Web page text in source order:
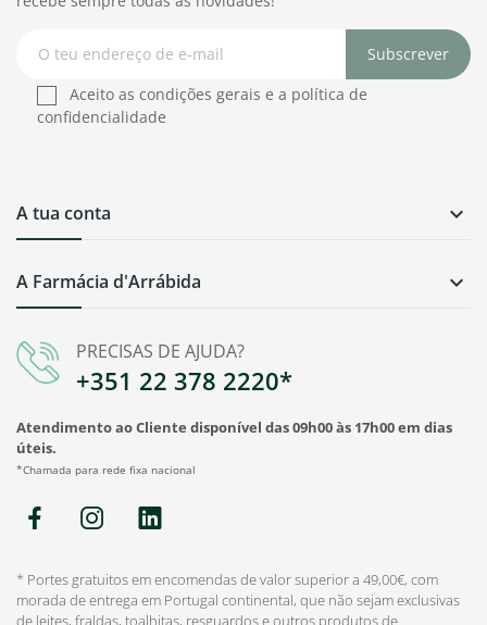
PRECISAS DE AJUDA?
+351 22 378 2220*
Atendimento ao Cliente disponível das 09h00 às 17h00 em dias
úteis.
*Chamada para rede fixa nacional
A Farmácia d'Arrábida 
A tua conta 
Subscrever
Aceito as condições gerais e a política de
confidencialidade
* Portes gratuitos em encomendas de valor superior a 49,00€, com
morada de entrega em Portugal continental, que não sejam exclusivas
de leites, fraldas, toalhitas, resguardos e outros produtos de